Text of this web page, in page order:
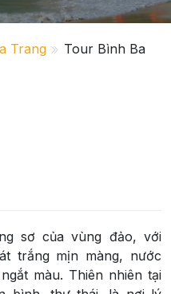
Trang Tour Bình Ba
sơ của vùng đảo, với
trắng mịn màng, nước
màu. Thiên nhiên tại